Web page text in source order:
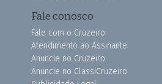
Fale conosco
Fale com o Cruzeiro
Atendimento ao Assinante
Anuncie no Cruzeiro
Anuncie no ClassiCruzeiro